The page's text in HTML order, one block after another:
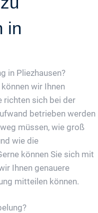
in
in Pliezhausen?
wir Ihnen
richten sich bei der
betrieben werden
müssen, wie groß
wie die
können Sie sich mit
Ihnen genauere
mitteilen können.